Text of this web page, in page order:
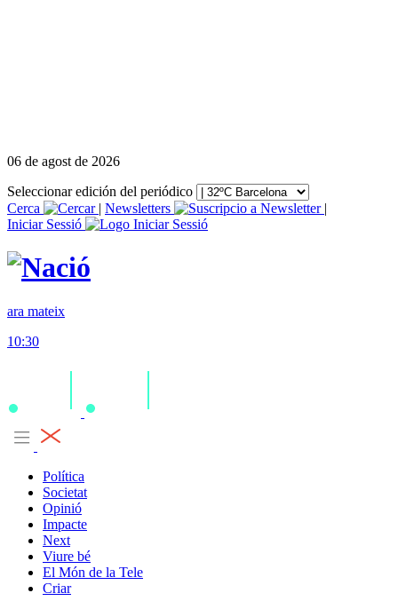
06 de agost de 2026
Seleccionar edición del periódico
Cerca
| Newsletters
|
Iniciar Sessió
ara mateix
10:30
Política
Societat
Opinió
Impacte
Next
Viure bé
El Món de la Tele
Criar